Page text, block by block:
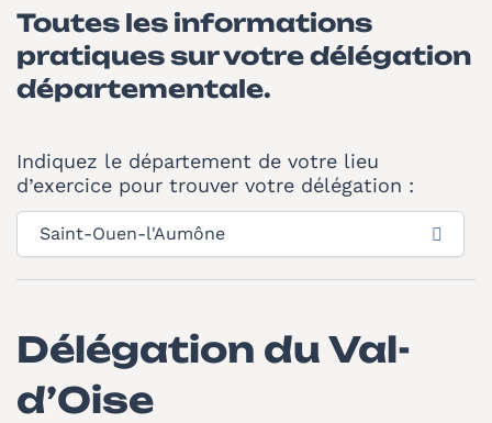
Toutes les informations
pratiques sur votre délégation
départementale.
Indiquez le département de votre lieu
d’exercice pour trouver votre délégation :
Délégation du Val-
d’Oise